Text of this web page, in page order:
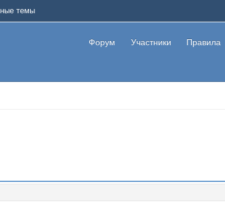
Форум Участники Правила
темы